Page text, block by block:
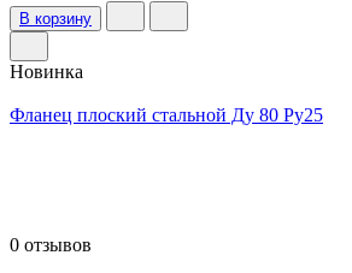
В корзину
Новинка
Фланец плоский стальной Ду 80 Ру25
0 отзывов